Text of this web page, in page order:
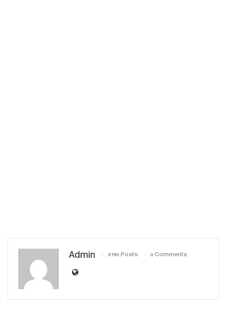
Admin 3761 Posts 0 Comments